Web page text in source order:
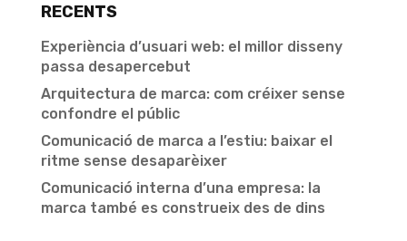
RECENTS
Experiència d’usuari web: el millor disseny
passa desapercebut
Arquitectura de marca: com créixer sense
confondre el públic
Comunicació de marca a l’estiu: baixar el
ritme sense desaparèixer
Comunicació interna d’una empresa: la
marca també es construeix des de dins